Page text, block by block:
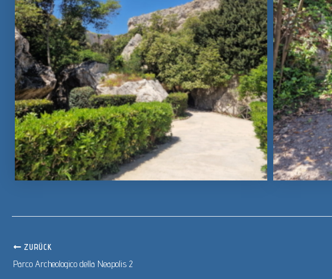
ZURÜCK
Parco Archeologico della Neapolis 2